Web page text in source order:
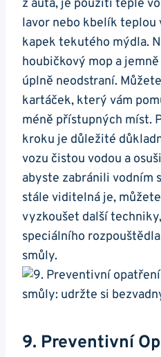
z auta, je použití teplé
lavor nebo kbelík teplou
kapek tekutého mýdla.
houbičkový mop a
úplně neodstraní.
kartáček, který vám
méně přístupných míst.
kroku je důležité
vozu čistou vodou a
abyste zabránili vodním
stále viditelná je,
vyzkoušet další
speciálního
smůly.
9. Preventivní